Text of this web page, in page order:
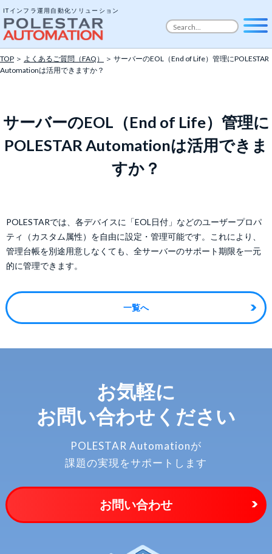
ITインフラ運用自動化ソリューション
TOP ＞ よくあるご質問（FAQ）
＞ サーバーのEOL（End of Life）管理にPOLESTAR
Automationは活用できますか？
サーバーのEOL（End of Life）管理に
POLESTAR Automationは活用できま
すか？
POLESTARでは、各デバイスに「EOL日付」などのユーザープロパ
ティ（カスタム属性）を自由に設定・管理可能です。これにより、
管理台帳を別途用意しなくても、全サーバーのサポート期限を一元
的に管理できます。
一覧へ
お気軽に
お問い合わせください
POLESTAR Automationが
課題の実現をサポートします
お問い合わせ